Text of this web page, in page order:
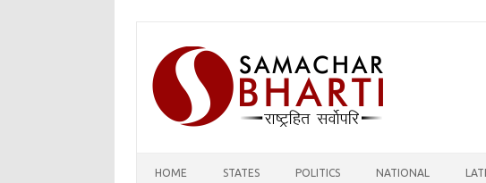
content
HOME STATES POLITICS NATIONAL